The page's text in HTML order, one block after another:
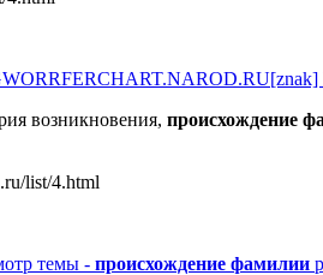
возникновения, происхождение
list/4.html
темы - происхождение фамилии